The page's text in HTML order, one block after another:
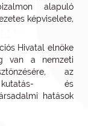
alapuló
képviselete,
Hivatal elnöke
van a nemzeti
az
kutatás- és
hatások